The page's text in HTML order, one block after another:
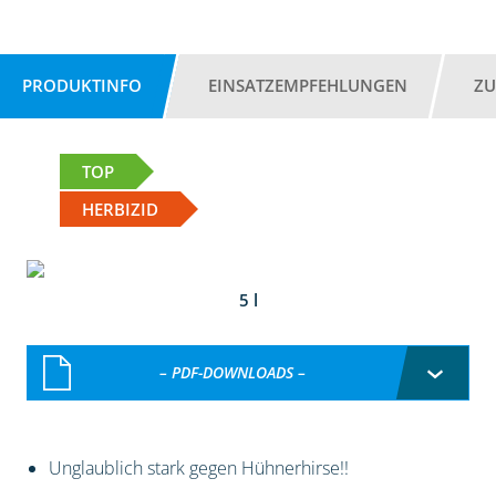
PRODUKTINFO EINSATZEMPFEHLUNGEN
TOP
HERBIZID
5 l
– PDF-DOWNLOADS –
Unglaublich stark gegen Hühnerhirse!!